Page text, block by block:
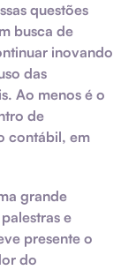
questões
busca de
inovando
das
Ao menos é o
de
contábil, em
grande
e
presente o
do